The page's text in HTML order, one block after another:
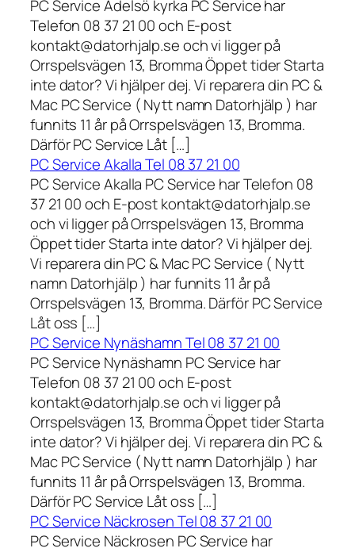
PC Service Adelsö kyrka PC Service har
Telefon 08 37 21 00 och E-post
kontakt@datorhjalp.se och vi ligger på
Orrspelsvägen 13, Bromma Öppet tider Starta
inte dator? Vi hjälper dej. Vi reparera din PC &
Mac PC Service ( Nytt namn Datorhjälp ) har
funnits 11 år på Orrspelsvägen 13, Bromma.
Därför PC Service Låt […]
PC Service Akalla Tel 08 37 21 00
PC Service Akalla PC Service har Telefon 08
37 21 00 och E-post kontakt@datorhjalp.se
och vi ligger på Orrspelsvägen 13, Bromma
Öppet tider Starta inte dator? Vi hjälper dej.
Vi reparera din PC & Mac PC Service ( Nytt
namn Datorhjälp ) har funnits 11 år på
Orrspelsvägen 13, Bromma. Därför PC Service
Låt oss […]
PC Service Nynäshamn Tel 08 37 21 00
PC Service Nynäshamn PC Service har
Telefon 08 37 21 00 och E-post
kontakt@datorhjalp.se och vi ligger på
Orrspelsvägen 13, Bromma Öppet tider Starta
inte dator? Vi hjälper dej. Vi reparera din PC &
Mac PC Service ( Nytt namn Datorhjälp ) har
funnits 11 år på Orrspelsvägen 13, Bromma.
Därför PC Service Låt oss […]
PC Service Näckrosen Tel 08 37 21 00
PC Service Näckrosen PC Service har